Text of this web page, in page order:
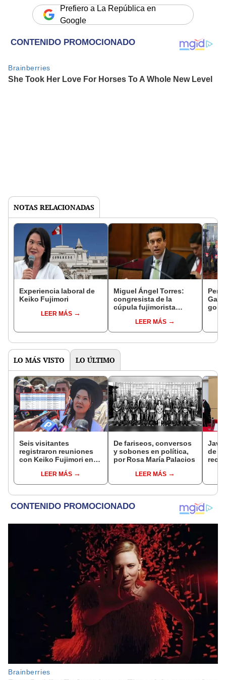
Prefiero a La República en
Google
NOTAS RELACIONADAS
Experiencia laboral de
Keiko Fujimori
LEER MÁS
Miguel Ángel Torres:
congresista de la
cúpula fujimorista
del SenadoLEER MÁS
LO MÁS VISTO LO ÚLTIMO
Seis visitantes
registraron reuniones
con Keiko Fujimori en
presidenta se
encontraba en Junín
LEER MÁS
De fariseos, conversos
y sobones en política,
por Rosa María Palacios
LEER MÁS
de